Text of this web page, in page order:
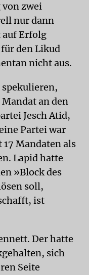
zwei
nur dann
auf Erfolg
den Likud
nicht aus.
an den
Jesch Atid,
Partei war
Mandaten als
Lapid hatte
»Block des
soll,
ist
Der hatte
sich
Seite